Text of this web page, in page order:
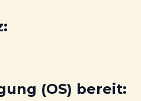
(OS) bereit: